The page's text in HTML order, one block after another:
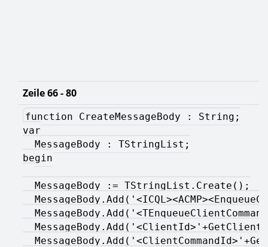
Zeile 66 - 80
function CreateMessageBody : String;
var
MessageBody : TStringList;
begin
MessageBody := TStringList.Create();